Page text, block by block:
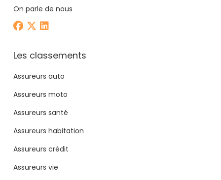
On parle de nous
Les classements
Assureurs auto
Assureurs moto
Assureurs santé
Assureurs habitation
Assureurs crédit
Assureurs vie